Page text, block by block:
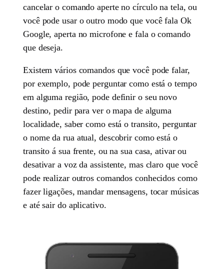
cancelar o comando aperte no círculo na tela, ou
você pode usar o outro modo que você fala Ok
Google, aperta no microfone e fala o comando
que deseja.
Existem vários comandos que você pode falar,
por exemplo, pode perguntar como está o tempo
em alguma região, pode definir o seu novo
destino, pedir para ver o mapa de alguma
localidade, saber como está o transito, perguntar
o nome da rua atual, descobrir como está o
transito á sua frente, ou na sua casa, ativar ou
desativar a voz da assistente, mas claro que você
pode realizar outros comandos conhecidos como
fazer ligações, mandar mensagens, tocar músicas
e até sair do aplicativo.